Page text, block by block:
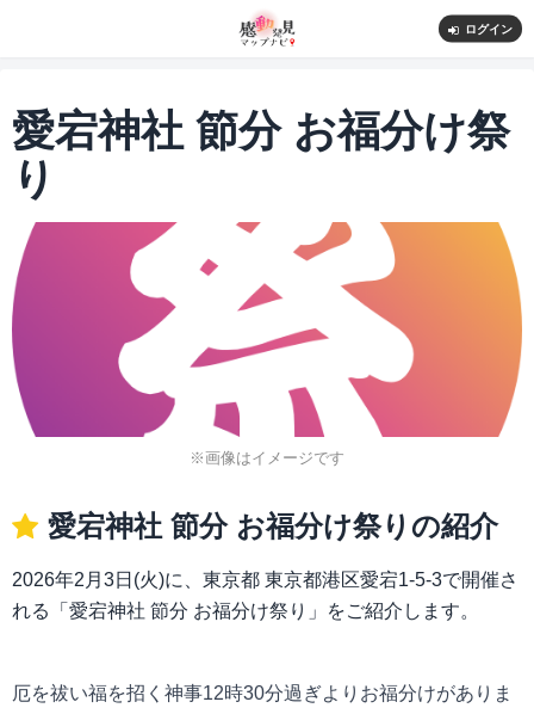
ログイン
愛宕神社 節分 お福分け祭
り
※画像はイメージです
愛宕神社 節分 お福分け祭りの紹介
2026年2月3日(火)に、東京都 東京都港区愛宕1-5-3で開催さ
れる「愛宕神社 節分 お福分け祭り」をご紹介します。
厄を祓い福を招く神事12時30分過ぎよりお福分けがありま